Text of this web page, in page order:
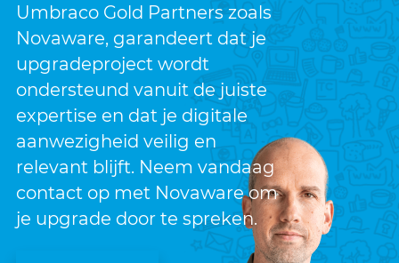
Umbraco Gold Partners zoals
Novaware, garandeert dat je
upgradeproject wordt
ondersteund vanuit de juiste
expertise en dat je digitale
aanwezigheid veilig en
relevant blijft. Neem vandaag
contact op met Novaware om
je upgrade door te spreken.